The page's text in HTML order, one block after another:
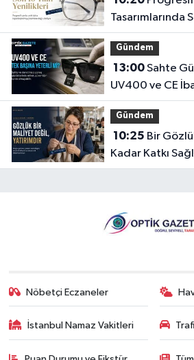
Tasarımlarında
Gündem
13:00Sahte Güneş Gözlüğünde
UV400 ve CE
Yeterli mi?
Gündem
10:25
Kadar Katkı
Nöbetçi Eczaneler
İstanbul Namaz Vakitleri